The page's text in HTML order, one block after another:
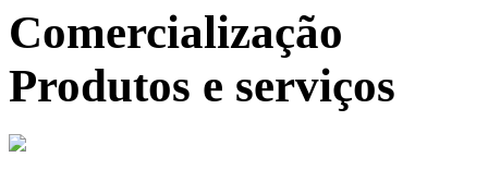
Comercialização
Produtos e serviços